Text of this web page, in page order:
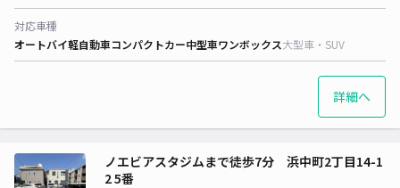
対応車種
オートバイ軽自動車コンパクトカー中型車ワンボックス大型車・SUV
詳細へ
ノエビアスタジムまで徒歩7分 浜中町2丁目14-1
2 5番